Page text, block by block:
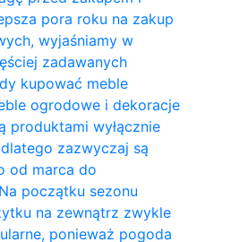
pora roku na zakup
wyjaśniamy w
zadawanych
kupować meble
ogrodowe i dekoracje
produktami wyłącznie
zazwyczaj są
od marca do
początku sezonu
na zewnątrz zwykle
ponieważ pogoda